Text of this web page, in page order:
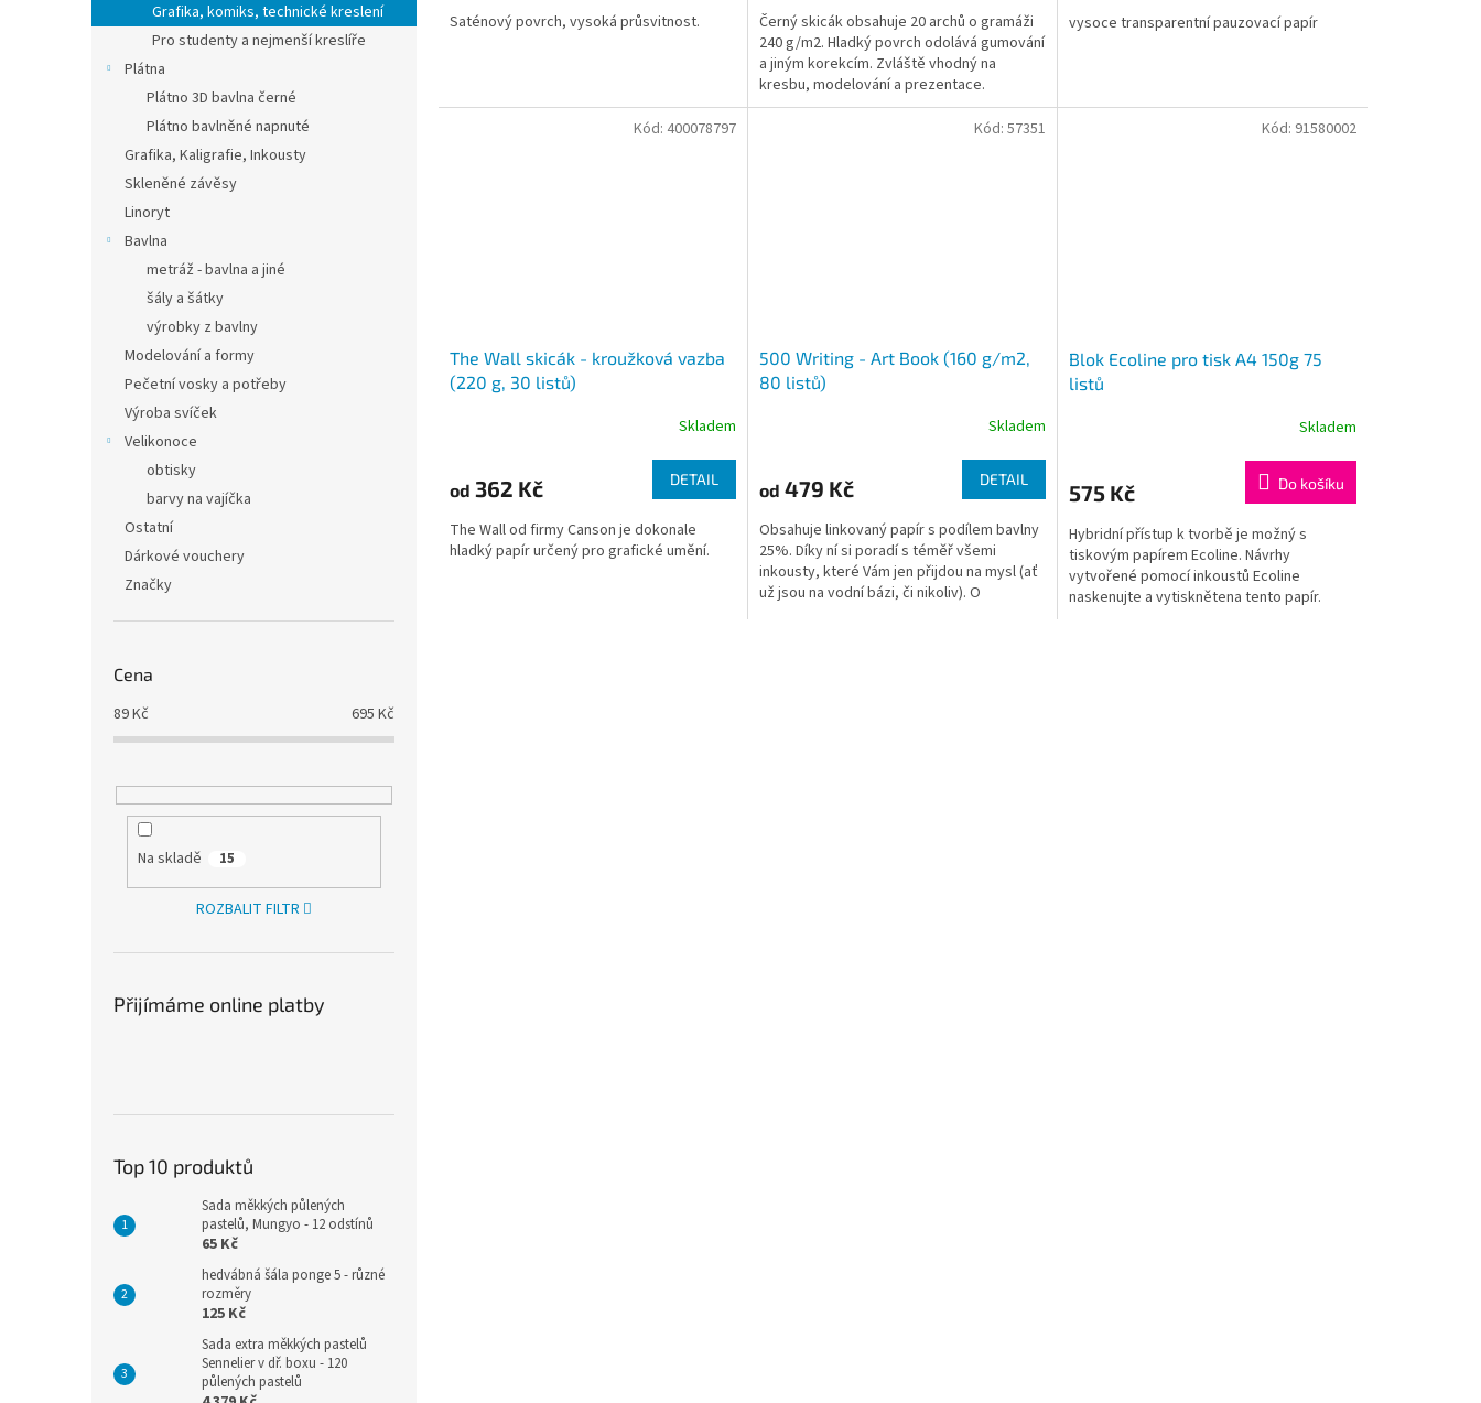
Grafika, komiks, technické kreslení
Pro studenty a nejmenší kreslíře
Plátna
Plátno 3D bavlna černé
Plátno bavlněné napnuté
Grafika, Kaligrafie, Inkousty
Skleněné závěsy
Linoryt
Bavlna
metráž - bavlna a jiné
šály a šátky
výrobky z bavlny
Modelování a formy
Pečetní vosky a potřeby
Výroba svíček
Velikonoce
obtisky
barvy na vajíčka
Ostatní
Dárkové vouchery
Značky
Cena
89Kč 695 Kč
Na skladě 15
ROZBALIT FILTR
Přijímáme online platby
Top 10 produktů
Sada měkkých půlených
pastelů, Mungyo - 12 odstínů
65 Kč
hedvábná šála ponge 5 - různé
rozměry
125 Kč
Sada extra měkkých pastelů
Sennelier v dř. boxu - 120
půlených pastelů
Saténový povrch, vysoká průsvitnost.
Černý skicák obsahuje 20 archů o gramáži
240 g/m2. Hladký povrch odolává gumování
a jiným korekcím. Zvláště vhodný na
kresbu, modelování a prezentace.
vysoce transparentní pauzovací papír
The Wall skicák - kroužková vazba
(220 g, 30 listů)
Skladem
od 362 Kč DETAIL
The Wall od firmy Canson je dokonale
hladký papír určený pro grafické umění.
Kód: 400078797
500 Writing - Art Book (160 g/m2,
80 listů)
Skladem
od 479 Kč DETAIL
Obsahuje linkovaný papír s podílem bavlny
25%. Díky ní si poradí s téměř všemi
inkousty, které Vám jen přijdou na mysl (ať
už jsou na vodní bázi, či nikoliv). O
Kód: 57351
Blok Ecoline pro tisk A4 150g 75
listů
Skladem
575 Kč Do košíku
Hybridní přístup k tvorbě je možný s
tiskovým papírem Ecoline. Návrhy
vytvořené pomocí inkoustů Ecoline
naskenujte a vytisknětena tento papír.
Kód: 91580002